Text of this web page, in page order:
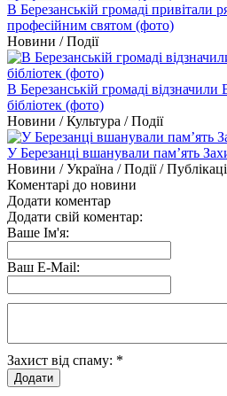
В Березанській громаді привітали
професійним святом (фото)
Новини / Події
В Березанській громаді відзначили
бібліотек (фото)
Новини / Культура / Події
У Березанці вшанували пам’ять
Новини / Україна / Події /
Коментарі до новини
Додати коментар
Додати свій коментар:
Ваше Ім'я:
Ваш E-Mail:
Захист від спаму: *